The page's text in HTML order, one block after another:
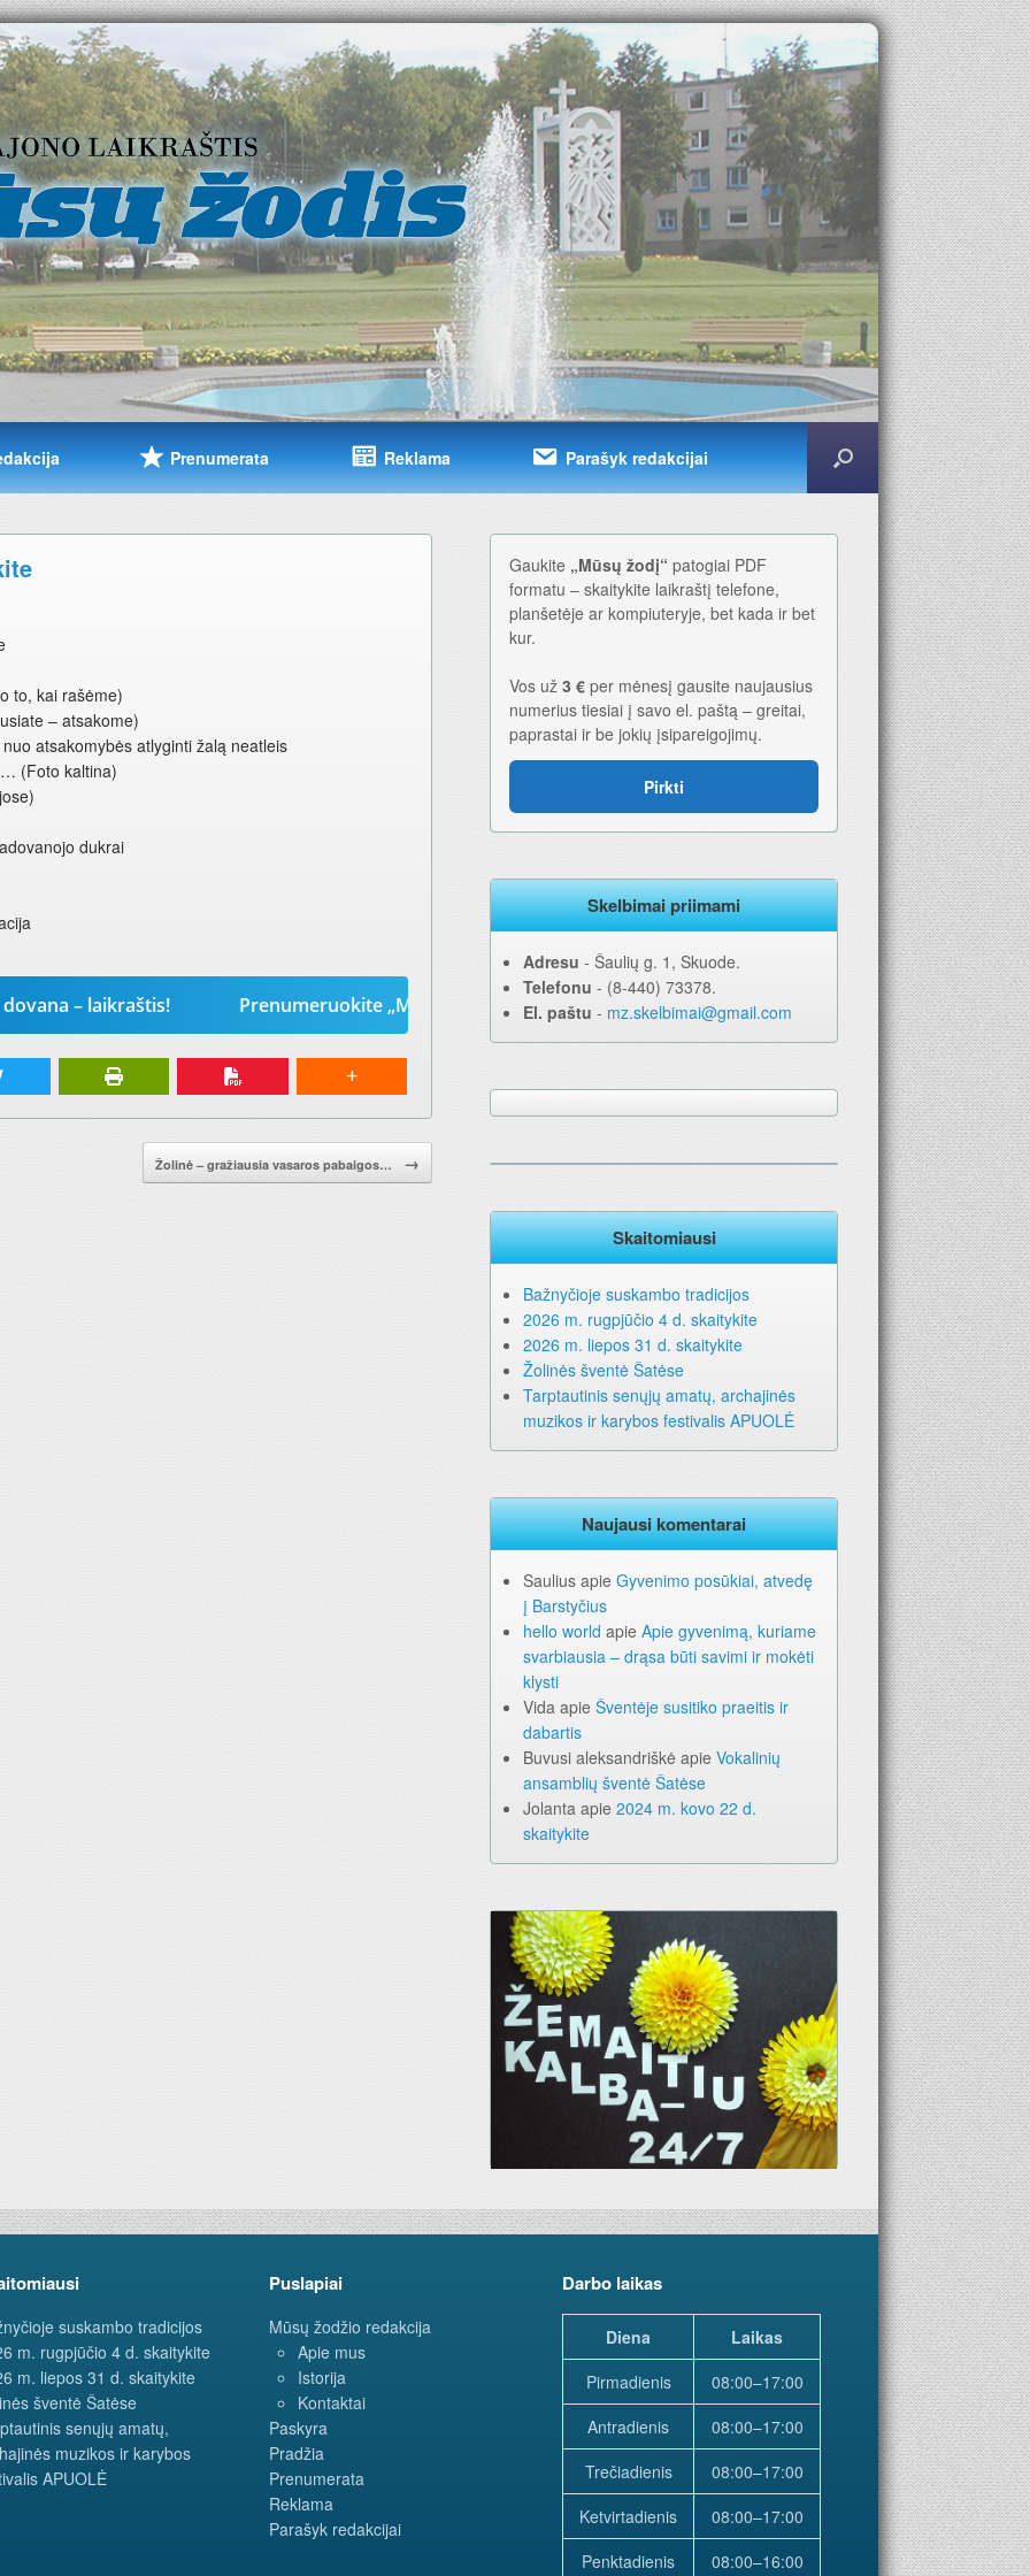
Prenumerata Reklama Parašyk redakcijai
to, kai rašėme)
– atsakome)
atsakomybės atlyginti žalą neatleis
(Foto kaltina)
dukrai
– laikraštis! Prenumeruokite „Mūsų žodį“ 2026-iems metams. Geriausia dovana – laikraštis!
Žolinė – gražiausia vasaros pabaigos… →
Gaukite „Mūsų žodį“ patogiai PDF
formatu – skaitykite laikraštį telefone,
planšetėje ar kompiuteryje, bet kada ir bet
kur.
Vos už 3 € per mėnesį gausite naujausius
numerius tiesiai į savo el. paštą – greitai,
paprastai ir be jokių įsipareigojimų.
Pirkti
Skelbimai priimami
Adresu ‐ Šaulių g. 1, Skuode.
Telefonu ‐ (8-440) 73378.
El. paštu ‐ mz.skelbimai@gmail.com
Skaitomiausi
Bažnyčioje suskambo tradicijos
2026 m. rugpjūčio 4 d. skaitykite
2026 m. liepos 31 d. skaitykite
Žolinės šventė Šatėse
Tarptautinis senųjų amatų, archajinės
muzikos ir karybos festivalis APUOLĖ
Naujausi komentarai
Saulius apie Gyvenimo posūkiai, atvedę
į Barstyčius
hello world apie Apie gyvenimą, kuriame
svarbiausia – drąsa būti savimi ir mokėti
klysti
Vida apie Šventėje susitiko praeitis ir
dabartis
Buvusi aleksandriškė apie Vokalinių
ansamblių šventė Šatėse
Jolanta apie 2024 m. kovo 22 d.
skaitykite
suskambo tradicijos
m. rugpjūčio 4 d. skaitykite
m. liepos 31 d. skaitykite
šventė Šatėse
senųjų amatų,
muzikos ir karybos
APUOLĖ
Puslapiai
Mūsų žodžio redakcija
Apie mus
Istorija
Kontaktai
Paskyra
Pradžia
Prenumerata
Reklama
Parašyk redakcijai
Darbo laikas
Diena
Laikas
Pirmadienis
08:00–17:00
Antradienis
08:00–17:00
Trečiadienis
08:00–17:00
Ketvirtadienis
08:00–17:00
Penktadienis
08:00–16:00